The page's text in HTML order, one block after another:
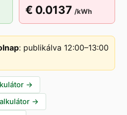
€ 0.0137 /kWh
: publikálva 12:00–13:00
→
→